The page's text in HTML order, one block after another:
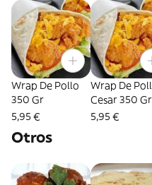
Wrap De Pollo
350 Gr
5,95 €
Wrap De
Cesar 350 Gr
5,95 €
Otros